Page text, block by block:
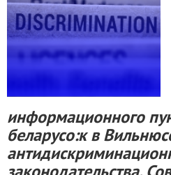
информационного
беларусо:к в